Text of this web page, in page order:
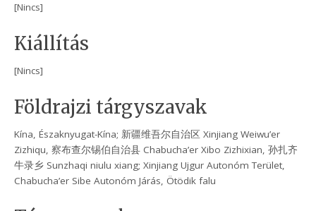
[Nincs]
Kiállítás
[Nincs]
Földrajzi tárgyszavak
Kína, Északnyugat-Kína; 新疆维吾尔自治区 Xinjiang Weiwu’er
Zizhiqu, 察布查尔锡伯自治县 Chabucha’er Xibo Zizhixian, 孙扎齐
牛录乡 Sunzhaqi niulu xiang; Xinjiang Ujgur Autonóm Terület,
Chabucha’er Sibe Autonóm Járás, Ötödik falu